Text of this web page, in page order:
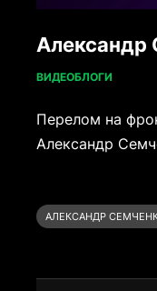
Александр
ВИДЕОБЛОГИ
Перелом на
Александр
АЛЕКСАНДР